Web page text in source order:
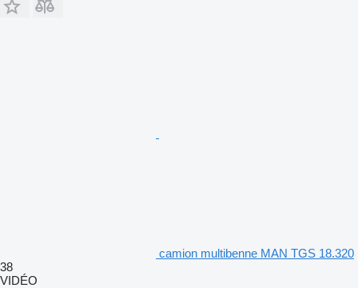
camion multibenne MAN TGS 18.320
38
VIDÉO